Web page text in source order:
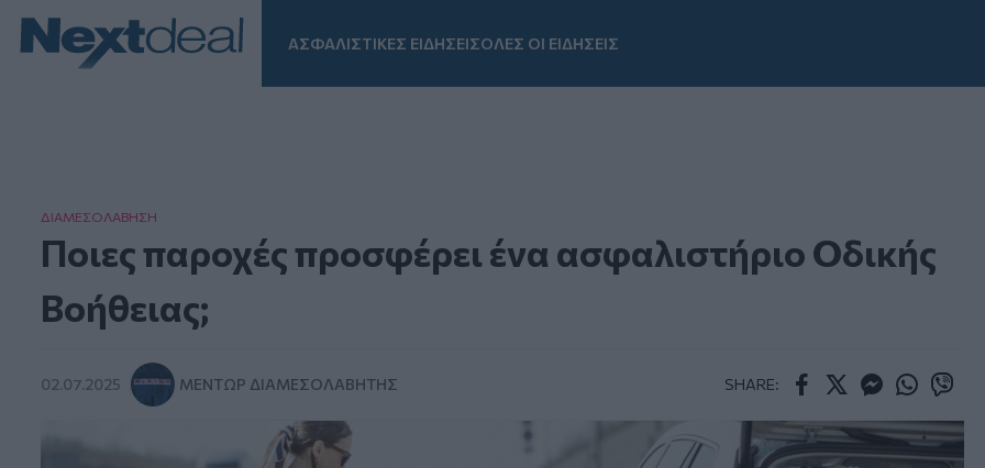
ΑΣΦΑΛΙΣΤΙΚΕΣ ΕΙΔΗΣΕΙΣΟΛΕΣ ΟΙ ΕΙΔΗΣΕΙΣ
ΔΙΑΜΕΣΟΛAΒΗΣΗ
Ποιες παροχές προσφέρει ένα ασφαλιστήριο Οδικής
Βοήθειας;
02.07.2025 ΜΈΝΤΩΡ ΔΙΑΜΕΣΟΛΑΒΗΤΉΣ SHARE: